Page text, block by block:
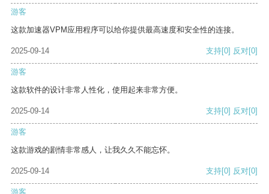
游客
这款加速器VPM应用程序可以给你提供最高速度和安全性的连接。
2025-09-14 支持[0] 反对[0]
游客
这款软件的设计非常人性化，使用起来非常方便。
2025-09-14 支持[0] 反对[0]
游客
这款游戏的剧情非常感人，让我久久不能忘怀。
2025-09-14 支持[0] 反对[0]
游客